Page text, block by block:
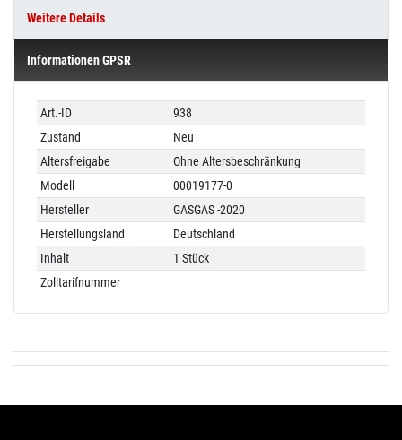
Weitere Details
Informationen GPSR
Technisches
Merkmal
Wert
Art.-ID
938
Zustand
Neu
Altersfreigabe
Ohne Altersbeschränkung
Modell
00019177-0
Hersteller
GASGAS -2020
Herstellungsland
Deutschland
Inhalt
1 Stück
Zolltarifnummer